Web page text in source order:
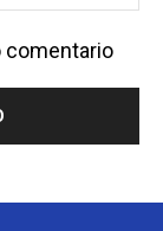
comentario